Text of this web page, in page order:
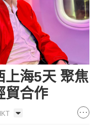
上海5天 聚焦
貿合作